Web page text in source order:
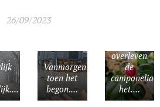
26/09/2023
Vanmorgen
toen het
begon....
overleven
de
camponelia's
het....
6
Queen